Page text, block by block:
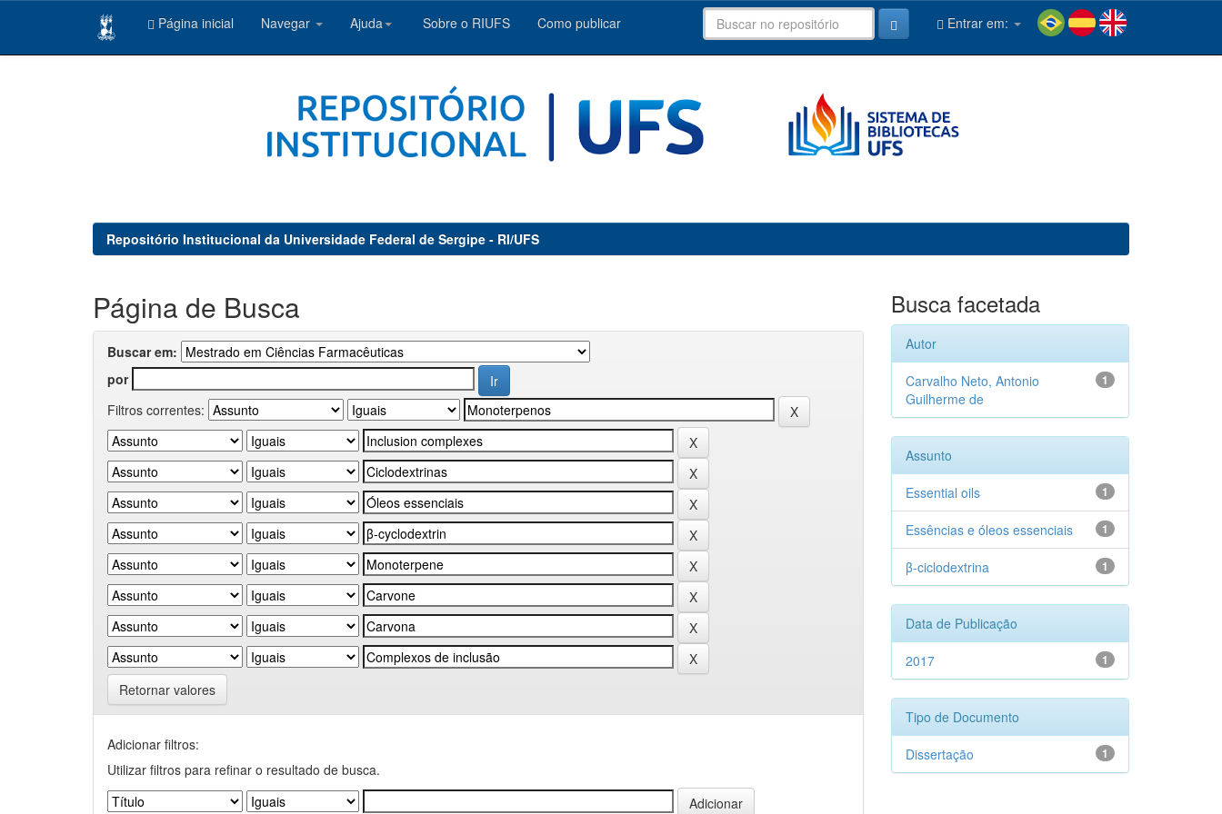
Página inicial Navegar Ajuda Sobre o RIUFS Como publicar Entrar em:
Repositório Institucional da Universidade Federal de Sergipe - RI/UFS
Página de Busca
Buscar em:
por
Filtros correntes:
Retornar valores
Adicionar filtros:
Utilizar filtros para refinar o resultado de busca.
Busca facetada
Autor
1
Carvalho Neto, Antonio
Guilherme de
Assunto
1
Essential oils
1
Essências e óleos essenciais
1
β-ciclodextrina
Data de Publicação
1
2017
Tipo de Documento
1
Dissertação